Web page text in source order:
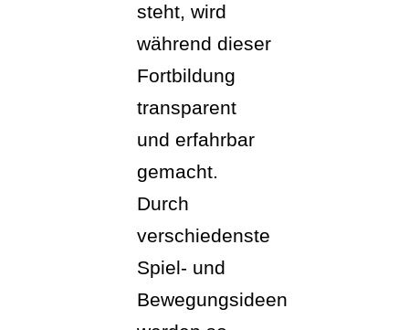
steht, wird
während dieser
Fortbildung
transparent
und erfahrbar
gemacht.
Durch
verschiedenste
Spiel- und
Bewegungsideen